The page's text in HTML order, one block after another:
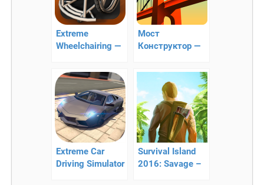
Extreme
Wheelchairing —
инвалидных
колясках!
Мост
Конструктор —
мосты!
Extreme Car
Driving Simulator
Survival Island
2016: Savage –